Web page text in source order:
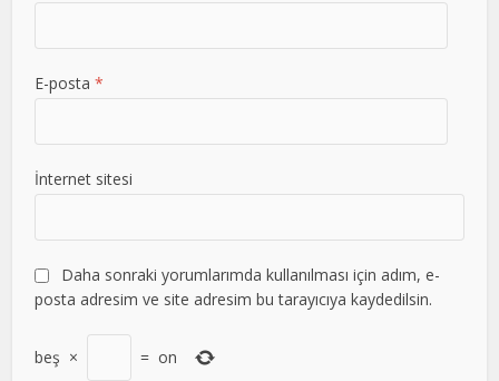
E-posta*
İnternet sitesi
Daha sonraki yorumlarımda kullanılması için adım, e-
posta adresim ve site adresim bu tarayıcıya kaydedilsin.
beş × = on